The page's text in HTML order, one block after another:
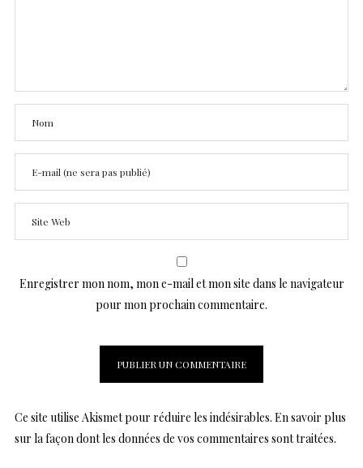
Enregistrer mon nom, mon e-mail et mon site dans le navigateur
pour mon prochain commentaire.
Ce site utilise Akismet pour réduire les indésirables. En savoir plus
sur la façon dont les données de vos commentaires sont traitées.